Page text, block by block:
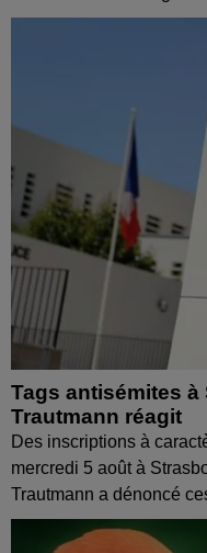
Tags antisémites
Trautmann réagit
Des inscriptions à
mercredi 5 août à
Trautmann a dénoncé